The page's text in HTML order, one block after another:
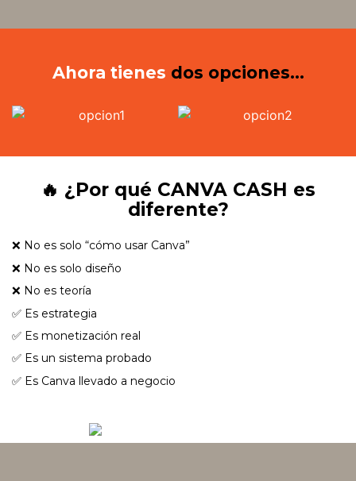
Ahora tienes dos opciones…
🔥 ¿Por qué CANVA CASH es
diferente?
❌ No es solo “cómo usar Canva”
❌ No es solo diseño
❌ No es teoría
✅ Es estrategia
✅ Es monetización real
✅ Es un sistema probado
✅ Es Canva llevado a negocio